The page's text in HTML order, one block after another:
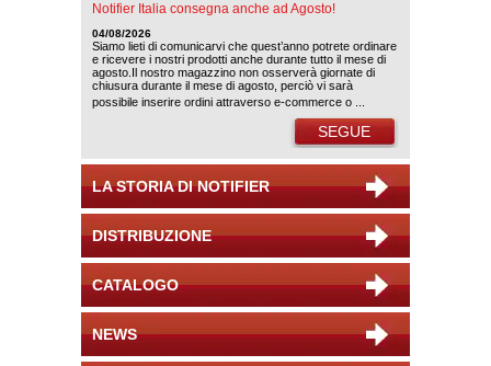
Notifier Italia consegna anche ad Agosto!
04/08/2026
Siamo lieti di comunicarvi che quest’anno potrete ordinare
e ricevere i nostri prodotti anche durante tutto il mese di
agosto.Il nostro magazzino non osserverà giornate di
chiusura durante il mese di agosto, perciò vi sarà
possibile inserire ordini attraverso e-commerce o ...
SEGUE
LA STORIA DI NOTIFIER
DISTRIBUZIONE
CATALOGO
NEWS